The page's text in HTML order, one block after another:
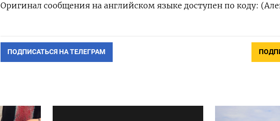
Оригинал сообщения на английском языке доступен по коду:
ПОДПИСАТЬСЯ НА ТЕЛЕГРАМ